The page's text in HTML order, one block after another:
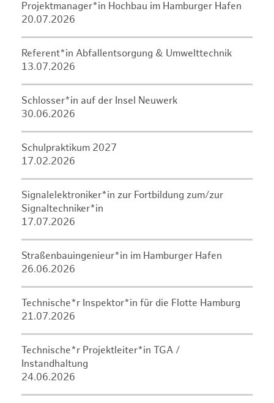
Projektmanager*in Hochbau im Hamburger Hafen
20.07.2026
Referent*in Abfallentsorgung & Umwelttechnik
13.07.2026
Schlosser*in auf der Insel Neuwerk
30.06.2026
Schulpraktikum 2027
17.02.2026
Signalelektroniker*in zur Fortbildung zum/zur
Signaltechniker*in
17.07.2026
Straßenbauingenieur*in im Hamburger Hafen
26.06.2026
Technische*r Inspektor*in für die Flotte Hamburg
21.07.2026
Technische*r Projektleiter*in TGA /
Instandhaltung
24.06.2026